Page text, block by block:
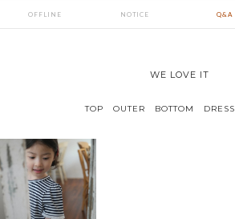
OFFLINE NOTICE Q&A
WE LOVE IT
TOP OUTER BOTTOM DRESS